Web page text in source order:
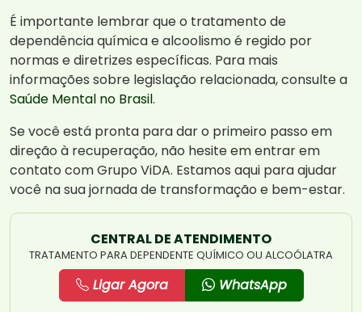
É importante lembrar que o tratamento de
dependência química e alcoolismo é regido por
normas e diretrizes específicas. Para mais
informações sobre legislação relacionada, consulte a
Saúde Mental no Brasil.
Se você está pronta para dar o primeiro passo em
direção à recuperação, não hesite em entrar em
contato com Grupo ViDA. Estamos aqui para ajudar
você na sua jornada de transformação e bem-estar.
CENTRAL DE ATENDIMENTO
TRATAMENTO PARA DEPENDENTE QUÍMICO OU ALCOÓLATRA
Ligar Agora WhatsApp